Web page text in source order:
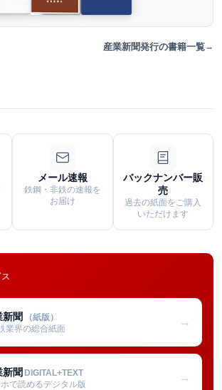
産業新聞発行の書籍一覧
メール速報
鉄鋼・非鉄の速報を
お届け
バックナンバー販
売
過去の紙面をご購入
いただけます
新聞 （紙版）
業界の総合紙面
→
新聞 DIGITAL+TEXT
で読めるデジタル版
→